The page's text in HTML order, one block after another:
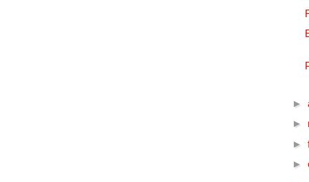
►
►
►
►